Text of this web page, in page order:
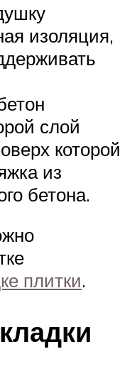
изоляция,
слой
которой
из
бетона.
плитки.